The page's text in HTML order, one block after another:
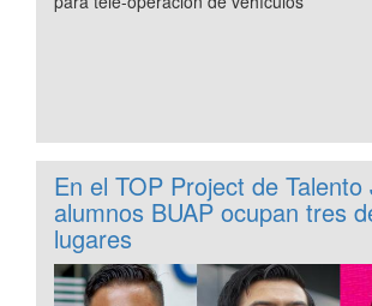
En el TOP Project de
alumnos BUAP ocupan tres
lugares